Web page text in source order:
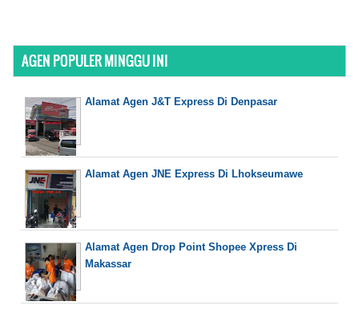
AGEN POPULER MINGGU INI
Alamat Agen J&T Express Di Denpasar
Alamat Agen JNE Express Di Lhokseumawe
Alamat Agen Drop Point Shopee Xpress Di
Makassar